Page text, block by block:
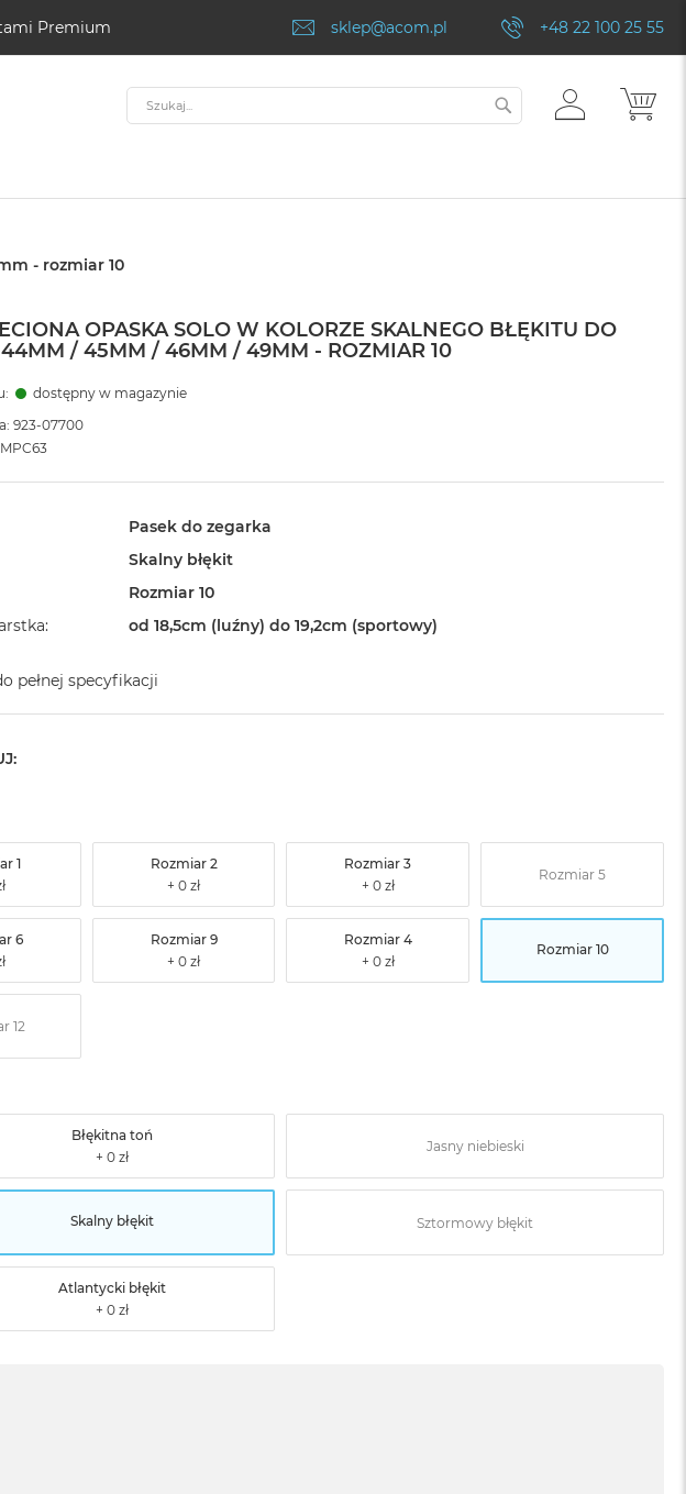
Premium sklep@acom.pl +48 22 100 25 55
ZALOGUJ
SIĘ
Szukaj SZUKAJ
- rozmiar 10
OPASKA SOLO W KOLORZE SKALNEGO BŁĘKITU DO
44MM / 45MM / 46MM / 49MM - ROZMIAR 10
dostępny w magazynie
923-07700
Pasek do zegarka
Skalny błękit
Rozmiar 10
od 18,5cm (luźny) do 19,2cm (sportowy)
pełnej specyfikacji
1 Rozmiar 2 Rozmiar 3
Rozmiar 5
6 Rozmiar 9 Rozmiar 4
Rozmiar 10
12
Błękitna toń
Jasny niebieski
Skalny błękit Sztormowy błękit
Atlantycki błękit